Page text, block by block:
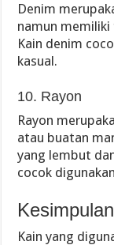
Denim
namun
Kain denim
kasual.
10. Rayon
Rayon
atau buatan
yang lembut
cocok
Kesimpulan
Kain yang